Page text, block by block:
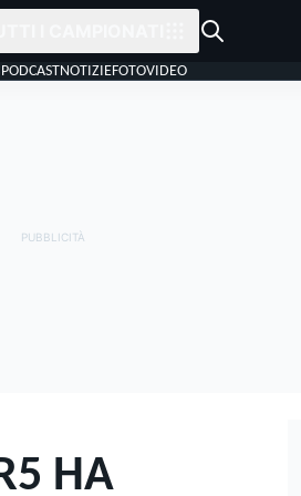
PODCASTNOTIZIEFOTOVIDEO
HA